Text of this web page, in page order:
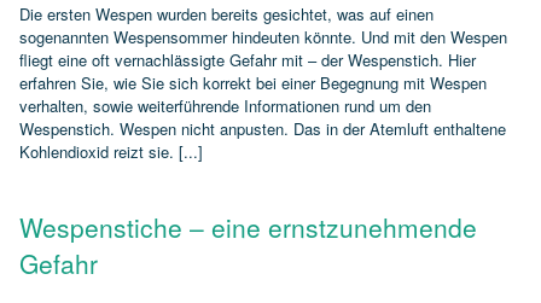
Die ersten Wespen wurden bereits gesichtet, was auf einen
sogenannten Wespensommer hindeuten könnte. Und mit den Wespen
fliegt eine oft vernachlässigte Gefahr mit – der Wespenstich. Hier
erfahren Sie, wie Sie sich korrekt bei einer Begegnung mit Wespen
verhalten, sowie weiterführende Informationen rund um den
Wespenstich. Wespen nicht anpusten. Das in der Atemluft enthaltene
Kohlendioxid reizt sie. [...]
Wespenstiche – eine ernstzunehmende
Gefahr